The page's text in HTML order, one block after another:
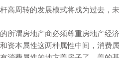
高周转的发展模式将成为过去，未
所谓房地产商必须尊重房地产经济
资本属性这两种属性中间，消费属